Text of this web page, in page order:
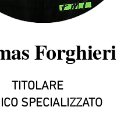
Forghieri
TITOLARE
SPECIALIZZATO